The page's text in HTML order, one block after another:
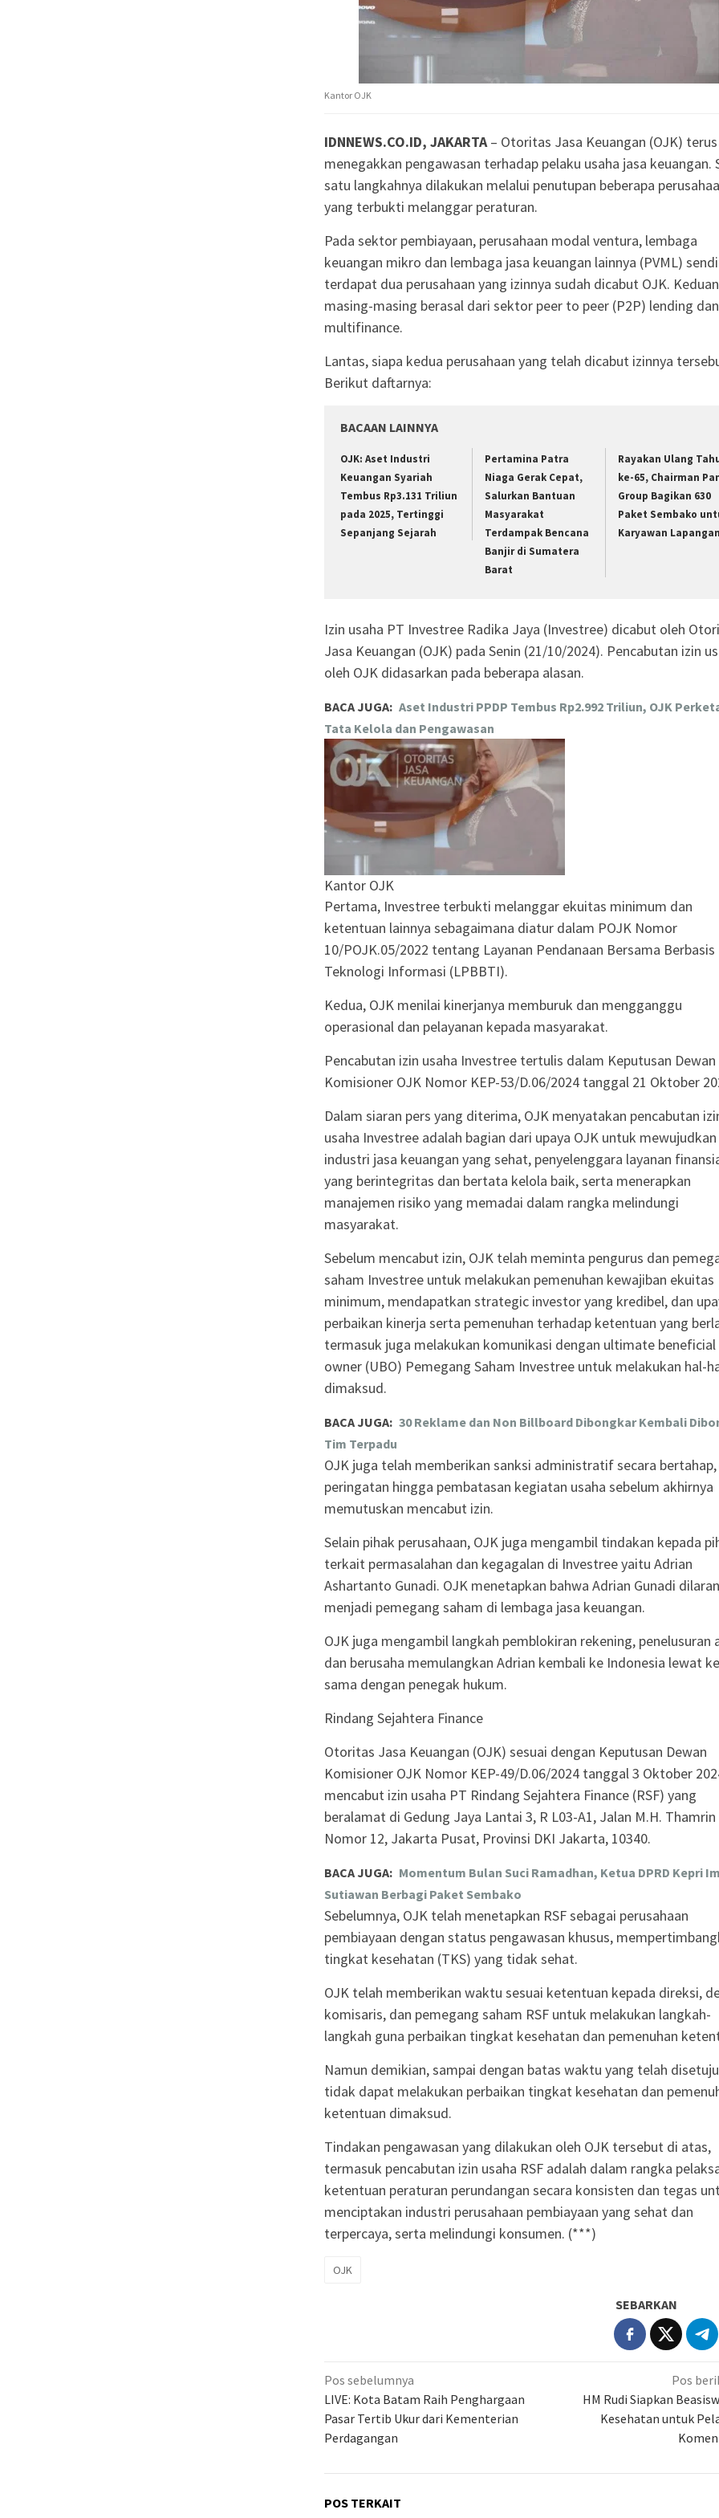
Kantor OJK
IDNNEWS.CO.ID, JAKARTA– Otoritas Jasa Keuangan (OJK) terus
menegakkan pengawasan terhadap pelaku usaha jasa keuangan.
satu langkahnya dilakukan melalui penutupan beberapa
yang terbukti melanggar peraturan.
Pada sektor pembiayaan, perusahaan modal ventura, lembaga
keuangan mikro dan lembaga jasa keuangan lainnya (PVML)
terdapat dua perusahaan yang izinnya sudah dicabut OJK.
masing-masing berasal dari sektor peer to peer (P2P) lending dan
multifinance.
Lantas, siapa kedua perusahaan yang telah dicabut izinnya
Berikut daftarnya:
BACAAN LAINNYA
OJK: Aset Industri
Keuangan Syariah
Tembus Rp3.131 Triliun
pada 2025, Tertinggi
Sepanjang Sejarah
Pertamina Patra
Niaga Gerak Cepat,
Salurkan Bantuan
Masyarakat
Terdampak Bencana
Banjir di Sumatera
Barat
Rayakan Ulang
ke-65, Chairman
Group Bagikan 630
Paket Sembako
Karyawan Lapangan
Izin usaha PT Investree Radika Jaya (Investree) dicabut oleh
Jasa Keuangan (OJK) pada Senin (21/10/2024). Pencabutan izin
oleh OJK didasarkan pada beberapa alasan.
BACA JUGA: Aset Industri PPDP Tembus Rp2.992 Triliun, OJK
Tata Kelola dan Pengawasan
Kantor OJK
Pertama, Investree terbukti melanggar ekuitas minimum dan
ketentuan lainnya sebagaimana diatur dalam POJK Nomor
10/POJK.05/2022 tentang Layanan Pendanaan Bersama Berbasis
Teknologi Informasi (LPBBTI).
Kedua, OJK menilai kinerjanya memburuk dan mengganggu
operasional dan pelayanan kepada masyarakat.
Pencabutan izin usaha Investree tertulis dalam Keputusan Dewan
Komisioner OJK Nomor KEP-53/D.06/2024 tanggal 21 Oktober
Dalam siaran pers yang diterima, OJK menyatakan pencabutan
usaha Investree adalah bagian dari upaya OJK untuk mewujudkan
industri jasa keuangan yang sehat, penyelenggara layanan
yang berintegritas dan bertata kelola baik, serta menerapkan
manajemen risiko yang memadai dalam rangka melindungi
masyarakat.
Sebelum mencabut izin, OJK telah meminta pengurus dan
saham Investree untuk melakukan pemenuhan kewajiban ekuitas
minimum, mendapatkan strategic investor yang kredibel, dan
perbaikan kinerja serta pemenuhan terhadap ketentuan yang
termasuk juga melakukan komunikasi dengan ultimate beneficial
owner (UBO) Pemegang Saham Investree untuk melakukan hal-
dimaksud.
BACA JUGA: 30 Reklame dan Non Billboard Dibongkar Kembali
Tim Terpadu
OJK juga telah memberikan sanksi administratif secara
peringatan hingga pembatasan kegiatan usaha sebelum akhirnya
memutuskan mencabut izin.
Selain pihak perusahaan, OJK juga mengambil tindakan kepada
terkait permasalahan dan kegagalan di Investree yaitu Adrian
Ashartanto Gunadi. OJK menetapkan bahwa Adrian Gunadi
menjadi pemegang saham di lembaga jasa keuangan.
OJK juga mengambil langkah pemblokiran rekening, penelusuran
dan berusaha memulangkan Adrian kembali ke Indonesia lewat
sama dengan penegak hukum.
Rindang Sejahtera Finance
Otoritas Jasa Keuangan (OJK) sesuai dengan Keputusan Dewan
Komisioner OJK Nomor KEP-49/D.06/2024 tanggal 3 Oktober
mencabut izin usaha PT Rindang Sejahtera Finance (RSF) yang
beralamat di Gedung Jaya Lantai 3, R L03-A1, Jalan M.H. Thamrin
Nomor 12, Jakarta Pusat, Provinsi DKI Jakarta, 10340.
BACA JUGA: Momentum Bulan Suci Ramadhan, Ketua DPRD Kepri
Sutiawan Berbagi Paket Sembako
Sebelumnya, OJK telah menetapkan RSF sebagai perusahaan
pembiayaan dengan status pengawasan khusus,
tingkat kesehatan (TKS) yang tidak sehat.
OJK telah memberikan waktu sesuai ketentuan kepada direksi,
komisaris, dan pemegang saham RSF untuk melakukan langkah-
langkah guna perbaikan tingkat kesehatan dan pemenuhan
Namun demikian, sampai dengan batas waktu yang telah
tidak dapat melakukan perbaikan tingkat kesehatan dan
ketentuan dimaksud.
Tindakan pengawasan yang dilakukan oleh OJK tersebut di atas,
termasuk pencabutan izin usaha RSF adalah dalam rangka
ketentuan peraturan perundangan secara konsisten dan tegas
menciptakan industri perusahaan pembiayaan yang sehat dan
terpercaya, serta melindungi konsumen. (***)
OJK
SEBARKAN
Navigasi
pos
Pos sebelumnya
LIVE: Kota Batam Raih Penghargaan
Pasar Tertib Ukur dari Kementerian
Perdagangan
Pos
HM Rudi Siapkan
Kesehatan untuk
POS TERKAIT